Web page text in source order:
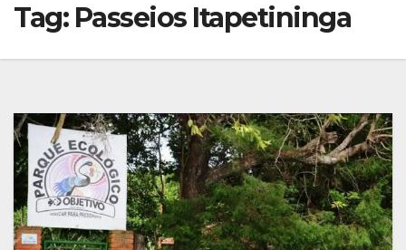
Tag: Passeios Itapetininga